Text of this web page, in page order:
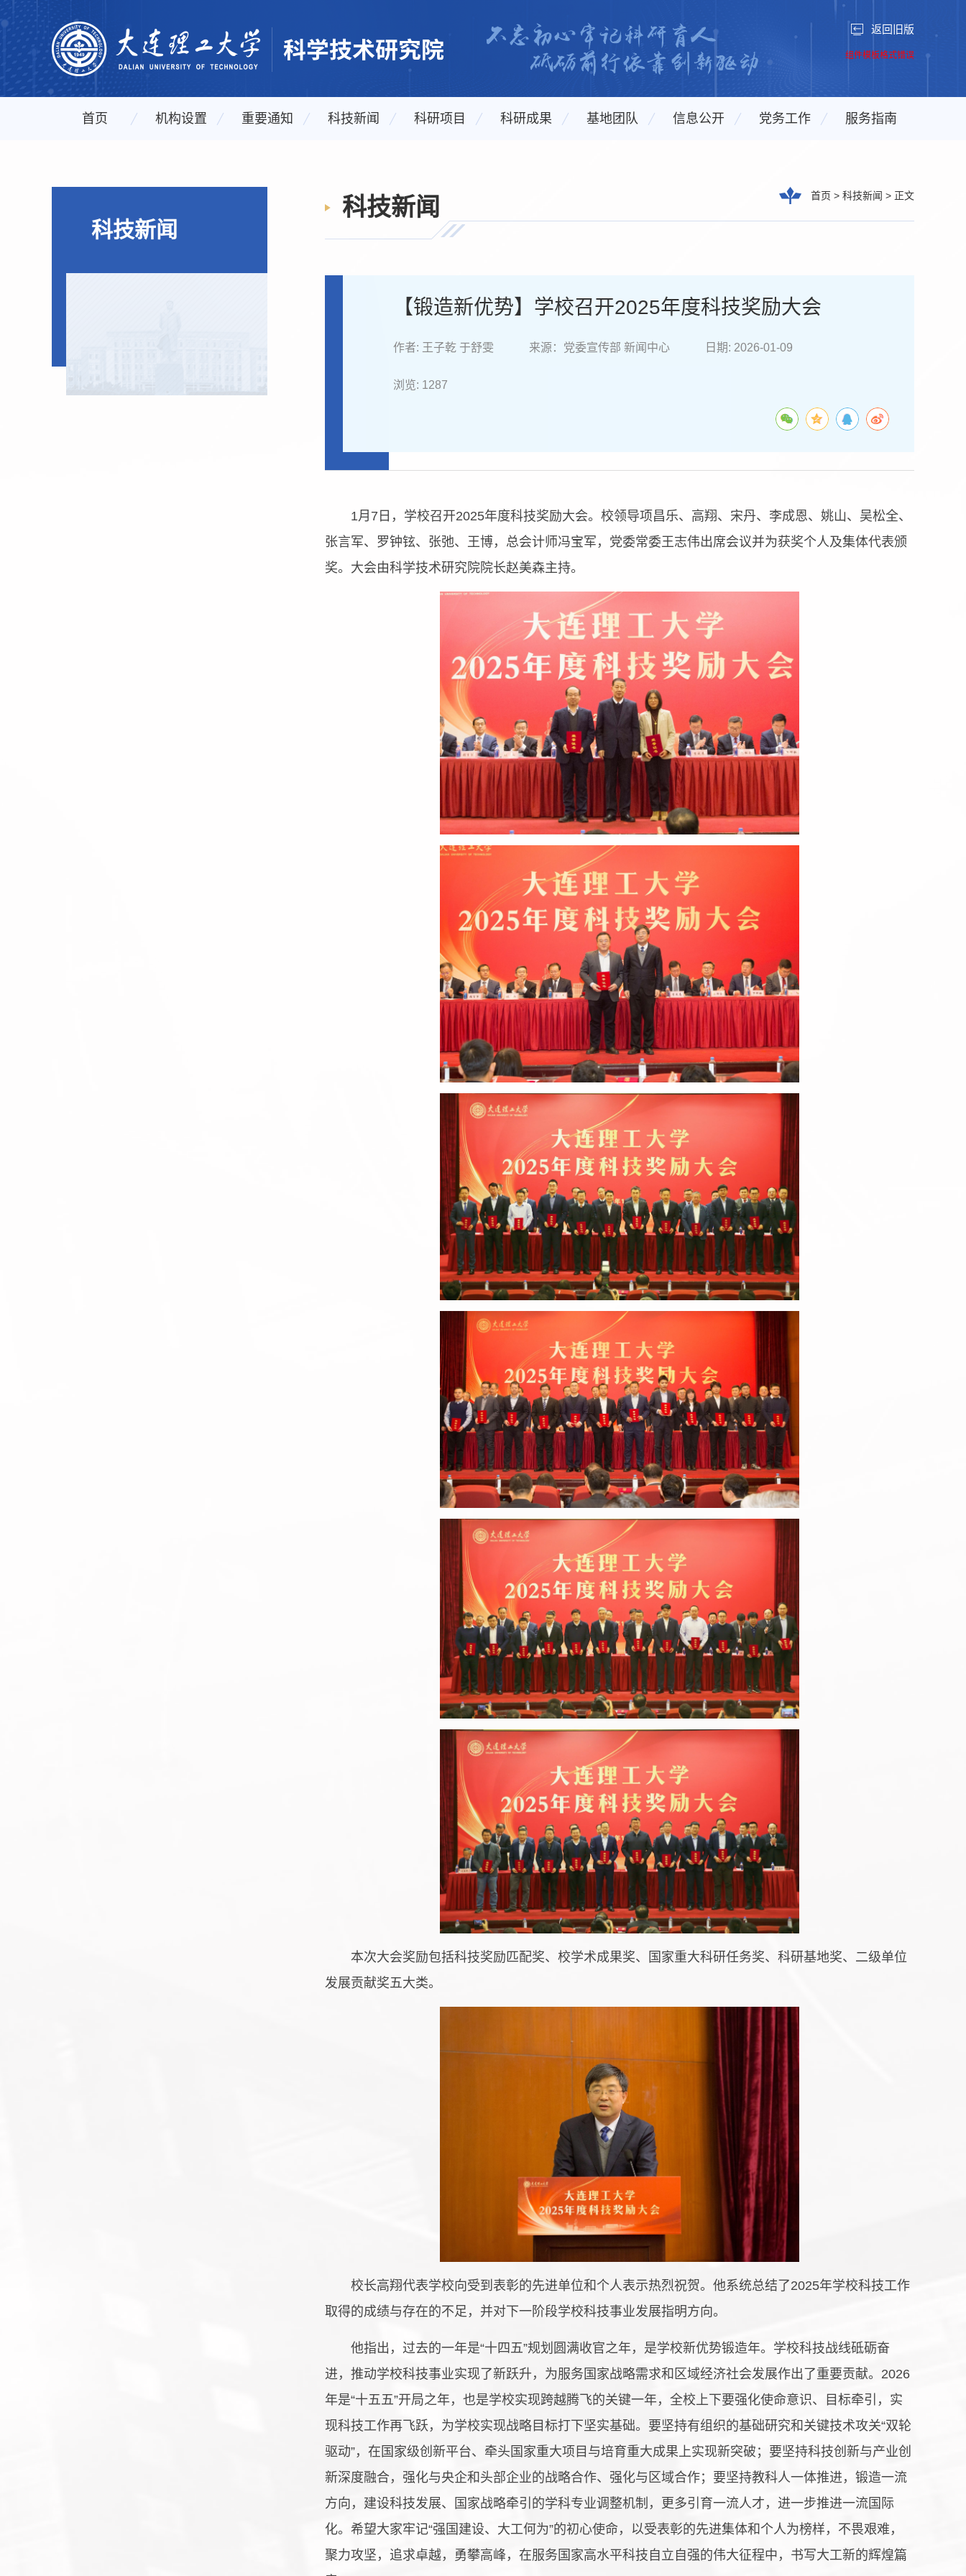
返回旧版
组件模板格式错误
首页 机构设置 重要通知 科技新闻 科研项目 科研成果 基地团队 信息公开 党务工作 服务指南
科技新闻
科技新闻 首页 > 科技新闻 > 正文
【锻造新优势】学校召开2025年度科技奖励大会
作者: 王子乾 于舒雯 来源：党委宣传部 新闻中心 日期: 2026-01-09
浏览: 1287
1月7日，学校召开2025年度科技奖励大会。校领导项昌乐、高翔、宋丹、李成恩、姚山、吴松全、
张言军、罗钟铉、张弛、王博，总会计师冯宝军，党委常委王志伟出席会议并为获奖个人及集体代表颁
奖。大会由科学技术研究院院长赵美森主持。
本次大会奖励包括科技奖励匹配奖、校学术成果奖、国家重大科研任务奖、科研基地奖、二级单位
发展贡献奖五大类。
校长高翔代表学校向受到表彰的先进单位和个人表示热烈祝贺。他系统总结了2025年学校科技工作
取得的成绩与存在的不足，并对下一阶段学校科技事业发展指明方向。
他指出，过去的一年是“十四五”规划圆满收官之年，是学校新优势锻造年。学校科技战线砥砺奋
进，推动学校科技事业实现了新跃升，为服务国家战略需求和区域经济社会发展作出了重要贡献。2026
年是“十五五”开局之年，也是学校实现跨越腾飞的关键一年，全校上下要强化使命意识、目标牵引，实
现科技工作再飞跃，为学校实现战略目标打下坚实基础。要坚持有组织的基础研究和关键技术攻关“双轮
驱动”，在国家级创新平台、牵头国家重大项目与培育重大成果上实现新突破；要坚持科技创新与产业创
新深度融合，强化与央企和头部企业的战略合作、强化与区域合作；要坚持教科人一体推进，锻造一流
方向，建设科技发展、国家战略牵引的学科专业调整机制，更多引育一流人才，进一步推进一流国际
化。希望大家牢记“强国建设、大工何为”的初心使命，以受表彰的先进集体和个人为榜样，不畏艰难，
聚力攻坚，追求卓越，勇攀高峰，在服务国家高水平科技自立自强的伟大征程中，书写大工新的辉煌篇